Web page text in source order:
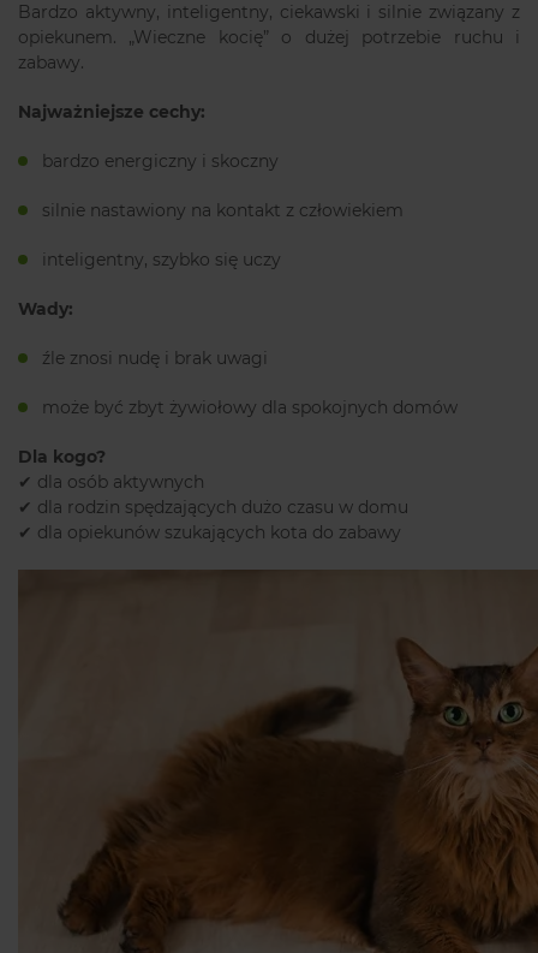
Bardzo aktywny, inteligentny, ciekawski i silnie związany z
opiekunem. „Wieczne kocię” o dużej potrzebie ruchu i
zabawy.
Najważniejsze cechy:
bardzo energiczny i skoczny
silnie nastawiony na kontakt z człowiekiem
inteligentny, szybko się uczy
Wady:
źle znosi nudę i brak uwagi
może być zbyt żywiołowy dla spokojnych domów
Dla kogo?
✔ dla osób aktywnych
✔ dla rodzin spędzających dużo czasu w domu
✔ dla opiekunów szukających kota do zabawy